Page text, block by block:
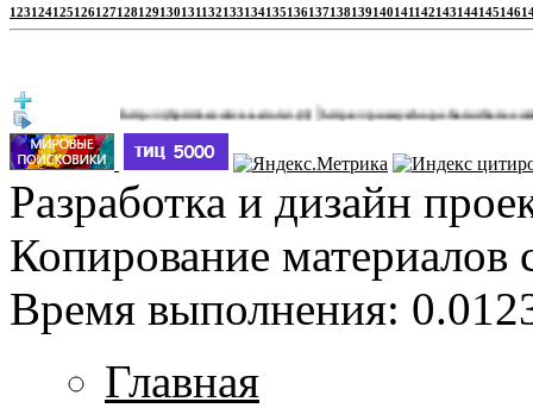
123124125126127128129130131132133134135136137138139140141142143144145146
http://jbprimecurves.store/(3)|https://pussyshop.chaturbate.com/
Разработка и дизайн
Копирование материалов
Время выполнения:
Главная